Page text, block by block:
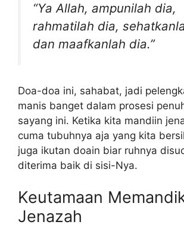
“Ya Allah, ampunilah dia,
rahmatilah dia,
dan maafkanlah dia.”
Doa-doa ini, sahabat, jadi
manis banget dalam prosesi
sayang ini. Ketika kita mandiin
cuma tubuhnya aja yang kita
juga ikutan doain biar ruhnya
diterima baik di sisi-Nya.
Keutamaan
Jenazah